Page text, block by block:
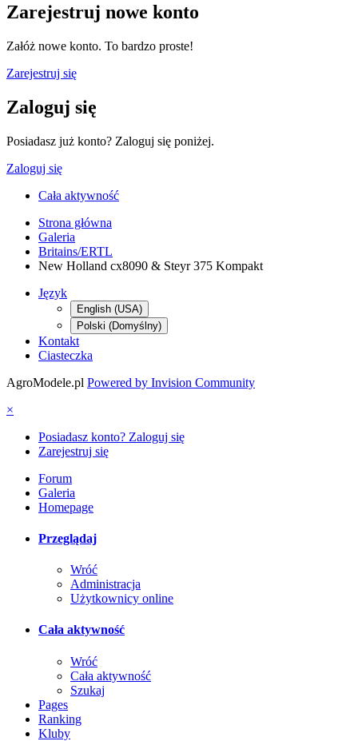
Zarejestruj nowe konto
Załóż nowe konto. To bardzo proste!
Zarejestruj się
Zaloguj się
Posiadasz już konto? Zaloguj się poniżej.
Zaloguj się
Cała aktywność
Strona główna
Galeria
Britains/ERTL
New Holland cx8090 & Steyr 375 Kompakt
Język
English (USA)
Polski (Domyślny)
Kontakt
Ciasteczka
AgroModele.pl Powered by Invision Community
×
Posiadasz konto? Zaloguj się
Zarejestruj się
Forum
Galeria
Homepage
Przeglądaj
Wróć
Administracja
Użytkownicy online
Cała aktywność
Wróć
Cała aktywność
Szukaj
Pages
Ranking
Kluby